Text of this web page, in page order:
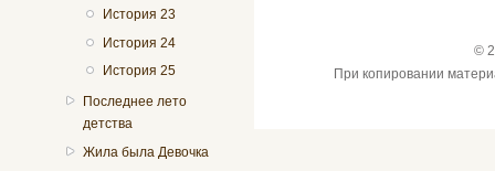
История 23
История 24
История 25
Последнее лето
детства
Жила была Девочка
©
При копировании